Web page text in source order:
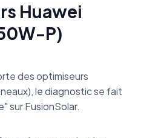
Huawei
P)
des optimiseurs
le diagnostic se fait
sur FusionSolar.